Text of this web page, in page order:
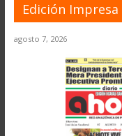
Edición Impresa
agosto 7, 2026